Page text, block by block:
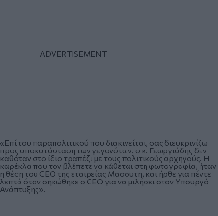
«Επί του παραπολιτικού που διακινείται, σας διευκρινίζω
προς αποκατάσταση των γεγονότων: ο κ. Γεωργιάδης δεν
καθόταν στο ίδιο τραπέζι με τους πολιτικούς αρχηγούς. Η
καρέκλα που τον βλέπετε να κάθεται στη φωτογραφία, ήταν
η θέση του CEO της εταιρείας Μασουτη, και ήρθε για πέντε
λεπτά όταν σηκώθηκε ο CEO για να μιλήσει στον Υπουργό
Ανάπτυξης».